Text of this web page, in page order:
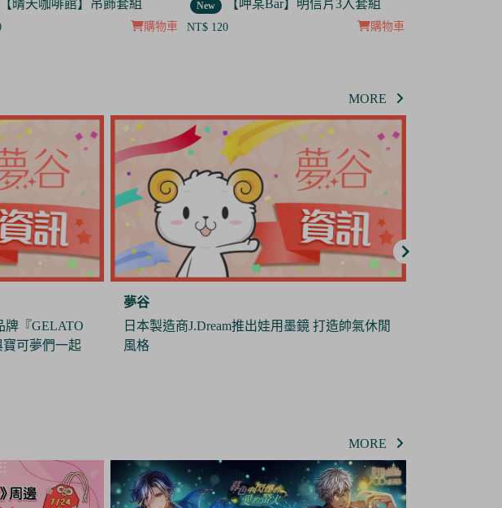
【呷某Bar】明信片3入套組
購物車
New 【呷某Bar】菟菟 吊飾
NT$ 120 購物車
MORE
打造帥氣休閒
夢谷
《地縛少年花子君》全新短篇動畫《放學後少
年花子君》將於10月份播出
MORE